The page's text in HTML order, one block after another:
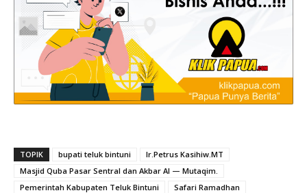
TOPIK bupati teluk bintuni
Ir.Petrus Kasihiw.MT
Masjid Quba Pasar Sentral dan Akbar Al — Mutaqim.
Pemerintah Kabupaten Teluk Bintuni
Safari Ramadhan